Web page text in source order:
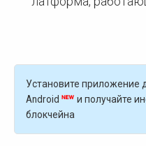
Установите приложение
Android
и получайте
блокчейна